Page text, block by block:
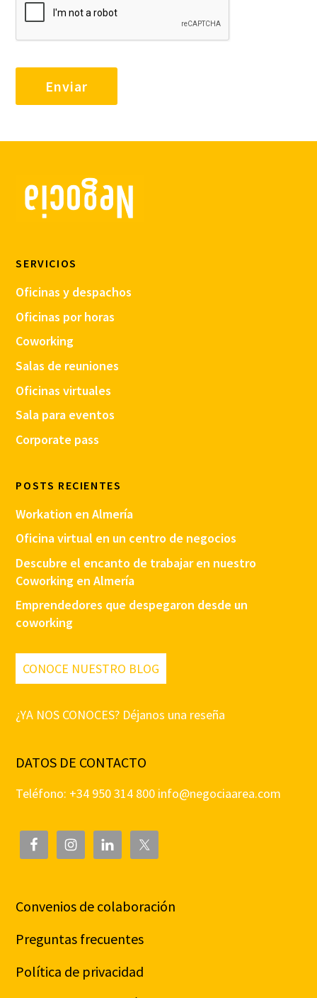
SERVICIOS
Oficinas y despachos
Oficinas por horas
Coworking
Salas de reuniones
Oficinas virtuales
Sala para eventos
Corporate pass
POSTS RECIENTES
Workation en Almería
Oficina virtual en un centro de negocios
Descubre el encanto de trabajar en nuestro
Coworking en Almería
Emprendedores que despegaron desde un
coworking
CONOCE NUESTRO BLOG
¿YA NOS CONOCES? Déjanos una reseña
DATOS DE CONTACTO
Teléfono: +34 950 314 800 info@negociaarea.com
Convenios de colaboración
Preguntas frecuentes
Política de privacidad